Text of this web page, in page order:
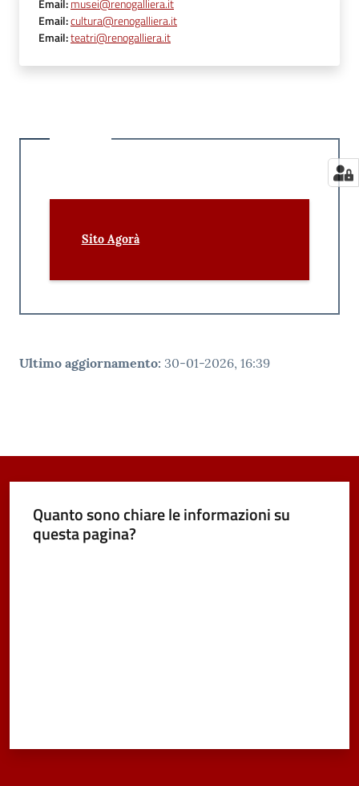
Email:musei@renogalliera.it
Email:cultura@renogalliera.it
Email:teatri@renogalliera.it
Sito Agorà
Ultimo aggiornamento: 30-01-2026, 16:39
Quanto sono chiare le informazioni su
questa pagina?